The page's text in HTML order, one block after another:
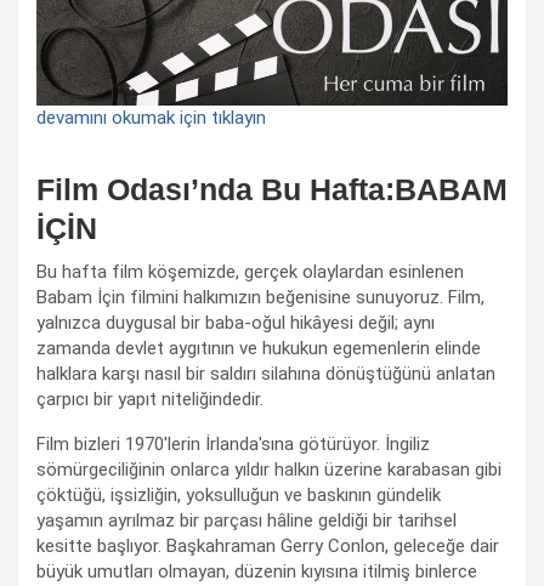
devamını okumak için tıklayın
Film Odası’nda Bu Hafta:BABAM
İÇİN
Bu hafta film köşemizde, gerçek olaylardan esinlenen
Babam İçin filmini halkımızın beğenisine sunuyoruz. Film,
yalnızca duygusal bir baba-oğul hikâyesi değil; aynı
zamanda devlet aygıtının ve hukukun egemenlerin elinde
halklara karşı nasıl bir saldırı silahına dönüştüğünü anlatan
çarpıcı bir yapıt niteliğindedir.
Film bizleri 1970'lerin İrlanda'sına götürüyor. İngiliz
sömürgeciliğinin onlarca yıldır halkın üzerine karabasan gibi
çöktüğü, işsizliğin, yoksulluğun ve baskının gündelik
yaşamın ayrılmaz bir parçası hâline geldiği bir tarihsel
kesitte başlıyor. Başkahraman Gerry Conlon, geleceğe dair
büyük umutları olmayan, düzenin kıyısına itilmiş binlerce